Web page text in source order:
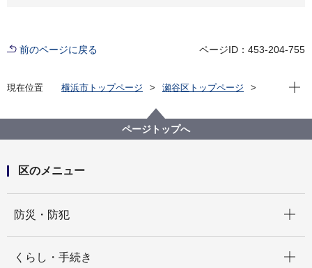
前のページに戻る ページID：453-204-755
現在位置 横浜市トップページ
瀬谷区トップページ
中高生のボランティア活動
現在
ページトップへ
区のメニュー
防災・防犯
くらし・手続き